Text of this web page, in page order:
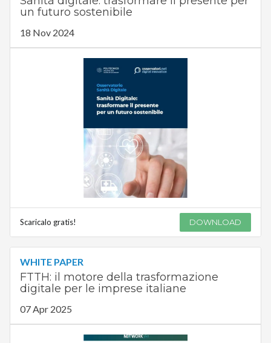
un futuro sostenibile
18 Nov 2024
Scaricalo gratis! DOWNLOAD
WHITE PAPER
FTTH: il motore della trasformazione
digitale per le imprese italiane
07 Apr 2025